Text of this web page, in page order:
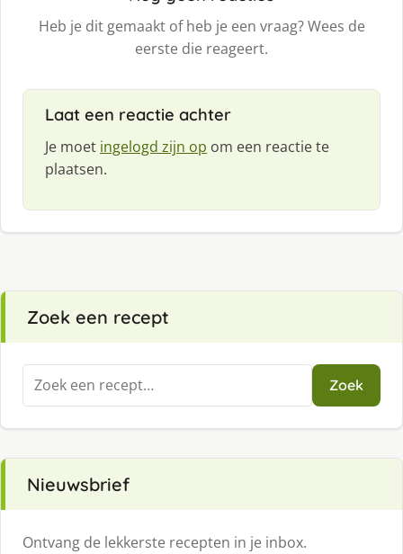
Heb je dit gemaakt of heb je een vraag? Wees de
eerste die reageert.
Laat een reactie achter
Je moet ingelogd zijn op om een reactie te
plaatsen.
Zoek een recept
Zoeken
naar:
Zoek
Nieuwsbrief
Ontvang de lekkerste recepten in je inbox.